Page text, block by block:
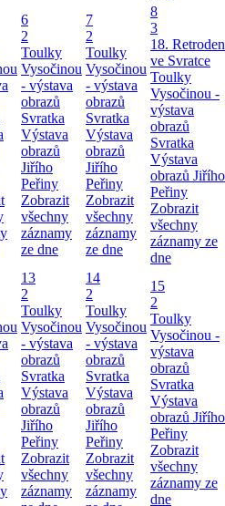
6
2
Toulky
Vysočinou
- výstava
obrazů
Svratka
Výstava
obrazů
Jiřího
Peřiny
Zobrazit
všechny
záznamy
ze dne
7
2
Toulky
Vysočinou
- výstava
obrazů
Svratka
Výstava
obrazů
Jiřího
Peřiny
Zobrazit
všechny
záznamy
ze dne
8
3
18. Retroden
ve Svratce
Toulky
Vysočinou -
výstava
obrazů
Svratka
Výstava
obrazů Jiřího
Peřiny
Zobrazit
všechny
záznamy ze
dne
13
2
Toulky
Vysočinou
- výstava
obrazů
Svratka
Výstava
obrazů
Jiřího
Peřiny
Zobrazit
všechny
záznamy
14
2
Toulky
Vysočinou
- výstava
obrazů
Svratka
Výstava
obrazů
Jiřího
Peřiny
Zobrazit
všechny
záznamy
15
2
Toulky
Vysočinou -
výstava
obrazů
Svratka
Výstava
obrazů Jiřího
Peřiny
Zobrazit
všechny
záznamy ze
dne